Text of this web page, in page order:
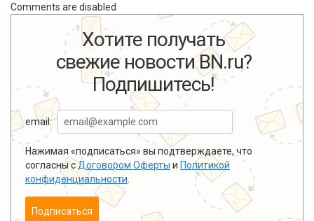
Comments are disabled
Хотите получать
свежие новости BN.ru?
Подпишитесь!
email:
Нажимая «подписаться» вы подтверждаете, что
согласны сДоговором Оферты и Политикой
конфиденциальности
Подписаться